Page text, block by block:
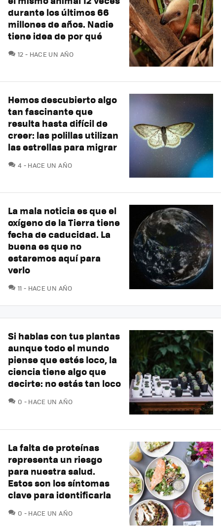
durante los últimos 66
millones de años. Nadie
tiene idea de por qué
12 COMENTARIOS
HACE UN AÑO
Hemos descubierto algo
tan fascinante que
resulta hasta difícil de
creer: las polillas utilizan
las estrellas para migrar
4 COMENTARIOS
HACE UN AÑO
La mala noticia es que el
oxígeno de la Tierra tiene
fecha de caducidad. La
buena es que no
estaremos aquí para
verlo
11 COMENTARIOS
HACE UN AÑO
Si hablas con tus plantas
aunque todo el mundo
piense que estés loco, la
ciencia tiene algo que
decirte: no estás tan loco
0 COMENTARIOS
HACE UN AÑO
La falta de proteínas
representa un riesgo
para nuestra salud.
Estos son los síntomas
clave para identificarla
0 COMENTARIOS
HACE UN AÑO